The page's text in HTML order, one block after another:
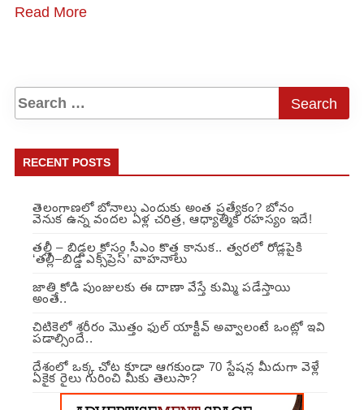
Read More
RECENT POSTS
తెలంగాణలో బోనాలు ఎందుకు అంత ప్రత్యేకం? బోనం
వెనుక ఉన్న వందల ఏళ్ల చరిత్ర, ఆధ్యాత్మిక రహస్యం ఇదే!
తల్లీ – బిడ్డల కోసం సీఎం కొత్త కానుక.. త్వరలో రోడ్లపైకి
‘తల్లీ–బిడ్డ ఎక్స్‌ప్రెస్’ వాహనాలు
జాతి కోడి పుంజులకు ఈ దాణా వేస్తే కుమ్మి పడేస్తాయి
అంతే..
చిటికెలో శరీరం మొత్తం ఫుల్ యాక్టీవ్ అవ్వాలంటే ఒంట్లో ఇవి
పడాల్సిందే..
దేశంలో ఒక్క చోట కూడా ఆగకుండా 70 స్టేషన్ల మీదుగా వెళ్లే
ఏకైక రైలు గురించి మీకు తెలుసా?